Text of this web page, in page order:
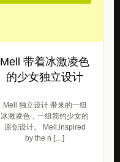
Mell 带着冰激凌色
的少女独立设计
Mell 独立设计 带来的一组
冰激凌色，一组简约少女的
原创设计。 Mell,inspired
by the n […]